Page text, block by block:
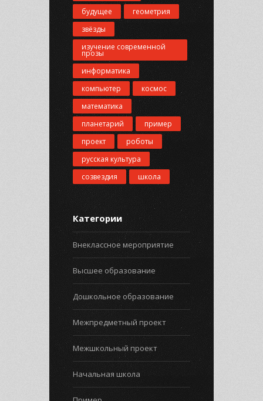
будущее
геометрия
звёзды
изучение современной
прозы
информатика
компьютер
космос
математика
планетарий
пример
проект
роботы
русская культура
созвездия
школа
Категории
Внеклассное мероприятие
Высшее образование
Дошкольное образование
Межпредметный проект
Межшкольный проект
Начальная школа